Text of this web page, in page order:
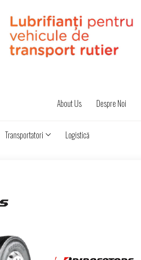
About Us Despre Noi
Transportatori Logistică